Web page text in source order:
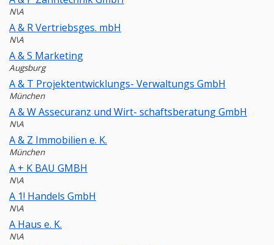
N\A
A & R Vertriebsges. mbH
N\A
A & S Marketing
Augsburg
A & T Projektentwicklungs- Verwaltungs GmbH
München
A & W Assecuranz und Wirt- schaftsberatung GmbH
N\A
A & Z Immobilien e. K.
München
A + K BAU GMBH
N\A
A 1! Handels GmbH
N\A
A Haus e. K.
N\A